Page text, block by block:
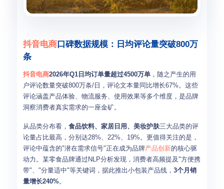
抖音电商口碑数据规模：日均评论量突破800万
条
抖音电商2026年Q1日均订单量超过4500万单 ，随之产生的用
户评论数量突破800万条/日，评论文本量同比增长67%。这些
评论涵盖产品体验、物流服务、使用效果等多个维度，是品牌
洞察消费者真实需求的一座金矿。
从品类分布看， 食品饮料、家居日用、美妆护肤三大品类的评
论量占比最高，分别达28%、22%、19%。更值得关注的是，
评论中蕴含的"潜在需求信号"正在成为品牌产品创新的核心驱
动力。某零食品牌通过NLP分析发现，消费者高频提及"方便携
带"、"分量适中"等关键词，据此推出小包装产品线， 3个月销
量增长240%。